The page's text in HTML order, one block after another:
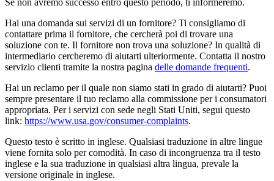
Se non avremo successo entro questo periodo, ti informeremo.
Hai una domanda sui servizi di un fornitore? Ti consigliamo di
contattare prima il fornitore, che cercherà poi di trovare una
soluzione con te. Il fornitore non trova una soluzione? In qualità di
intermediario cercheremo di aiutarti ulteriormente. Contatta il nostro
servizio clienti tramite la nostra pagina delle domande frequenti.
Hai un reclamo per il quale non siamo stati in grado di aiutarti? Puoi
sempre presentare il tuo reclamo alla commissione per i consumatori
appropriata. Per i servizi con sede negli Stati Uniti, segui questo
link: https://www.usa.gov/consumer-complaints.
Questo testo è scritto in inglese. Qualsiasi traduzione in altre lingue
viene fornita solo per comodità. In caso di incongruenza tra il testo
inglese e la sua traduzione in qualsiasi altra lingua, prevale la
versione originale in inglese.